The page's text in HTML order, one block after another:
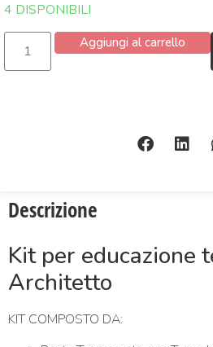
4 DISPONIBILI
Aggiungi al carrello
Descrizione
Kit per educazione
Architetto
KIT COMPOSTO DA: